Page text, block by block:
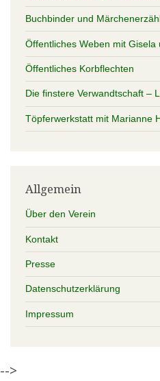
Buchbinder und
Öffentliches Weben mit
Öffentliches Korbflechten
Die finstere Verwandtschaft –
Töpferwerkstatt mit Marianne
Allgemein
Über den Verein
Kontakt
Presse
Datenschutzerklärung
Impressum
-->